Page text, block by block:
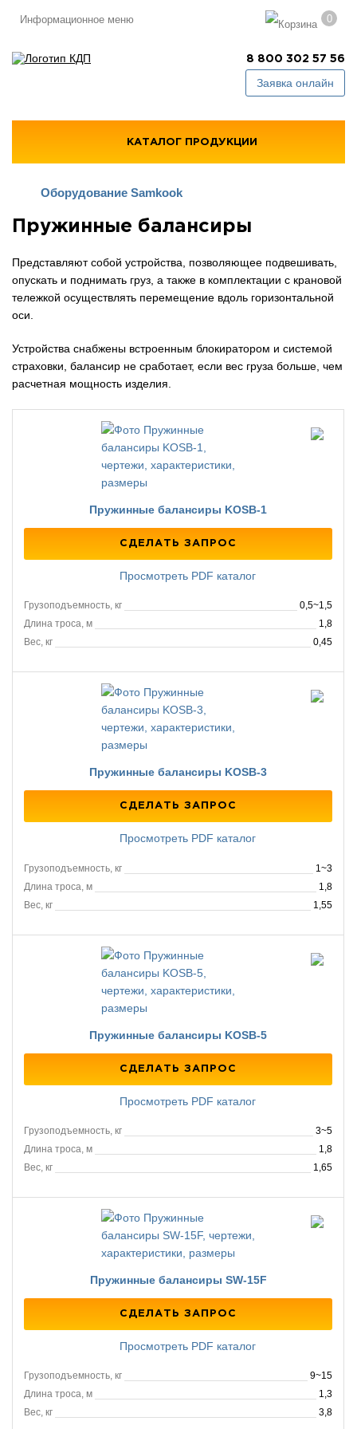
Информационное меню 0
8 800 302 57 56
Заявка онлайн
КАТАЛОГ ПРОДУКЦИИ
Оборудование Samkook
Пружинные балансиры
Представляют собой устройства, позволяющее подвешивать,
опускать и поднимать груз, а также в комплектации с крановой
тележкой осуществлять перемещение вдоль горизонтальной
оси.
Устройства снабжены встроенным блокиратором и системой
страховки, балансир не сработает, если вес груза больше, чем
расчетная мощность изделия.
Пружинные балансиры KOSB-1
СДЕЛАТЬ ЗАПРОС
Просмотреть PDF каталог
Грузоподъемность, кг
0,5~1,5
Длина троса, м
1,8
Вес, кг
0,45
Пружинные балансиры KOSB-3
СДЕЛАТЬ ЗАПРОС
Просмотреть PDF каталог
Грузоподъемность, кг
1~3
Длина троса, м
1,8
Вес, кг
1,55
Пружинные балансиры KOSB-5
СДЕЛАТЬ ЗАПРОС
Просмотреть PDF каталог
Грузоподъемность, кг
3~5
Длина троса, м
1,8
Вес, кг
1,65
Пружинные балансиры SW-15F
СДЕЛАТЬ ЗАПРОС
Просмотреть PDF каталог
Грузоподъемность, кг
9~15
Длина троса, м
1,3
Вес, кг
3,8